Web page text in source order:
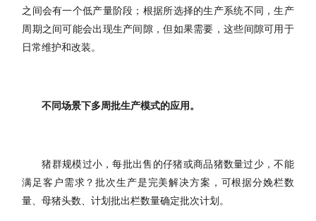
之间会有一个低产量阶段；根据所选择的生产系统不同，生产
周期之间可能会出现生产间隙，但如果需要，这些间隙可用于
日常维护和改装。
不同场景下多周批生产模式的应用。
猪群规模过小，每批出售的仔猪或商品猪数量过少，不能
满足客户需求？批次生产是完美解决方案，可根据分娩栏数
量、母猪头数、计划批出栏数量确定批次计划。